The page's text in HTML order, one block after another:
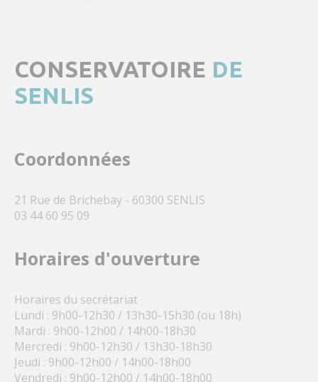
CONSERVATOIRE DE
SENLIS
Coordonnées
21 Rue de Brichebay - 60300 SENLIS
03 44 60 95 09
Horaires d'ouverture
Horaires du secrétariat
Lundi : 9h00-12h30 / 13h30-15h30 (ou 18h)
Mardi : 9h00-12h00 / 14h00-18h30
Mercredi : 9h00-12h30 / 13h30-18h30
Jeudi : 9h00-12h00 / 14h00-18h00
Vendredi : 9h00-12h00 / 14h00-18h00